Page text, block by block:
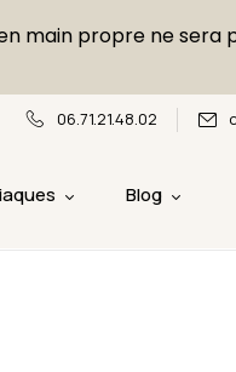
06.71.21.48.02
Blog
main propre ne